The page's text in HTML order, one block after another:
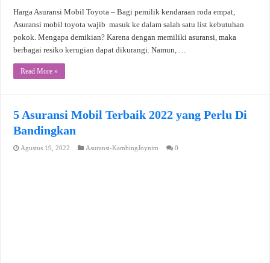
Harga Asuransi Mobil Toyota – Bagi pemilik kendaraan roda empat,
Asuransi mobil toyota wajib masuk ke dalam salah satu list kebutuhan
pokok. Mengapa demikian? Karena dengan memiliki asuransi, maka
berbagai resiko kerugian dapat dikurangi. Namun, …
Read More »
5 Asuransi Mobil Terbaik 2022 yang Perlu Di
Bandingkan
Agustus 19, 2022 Asuransi-KambingJoynim 0